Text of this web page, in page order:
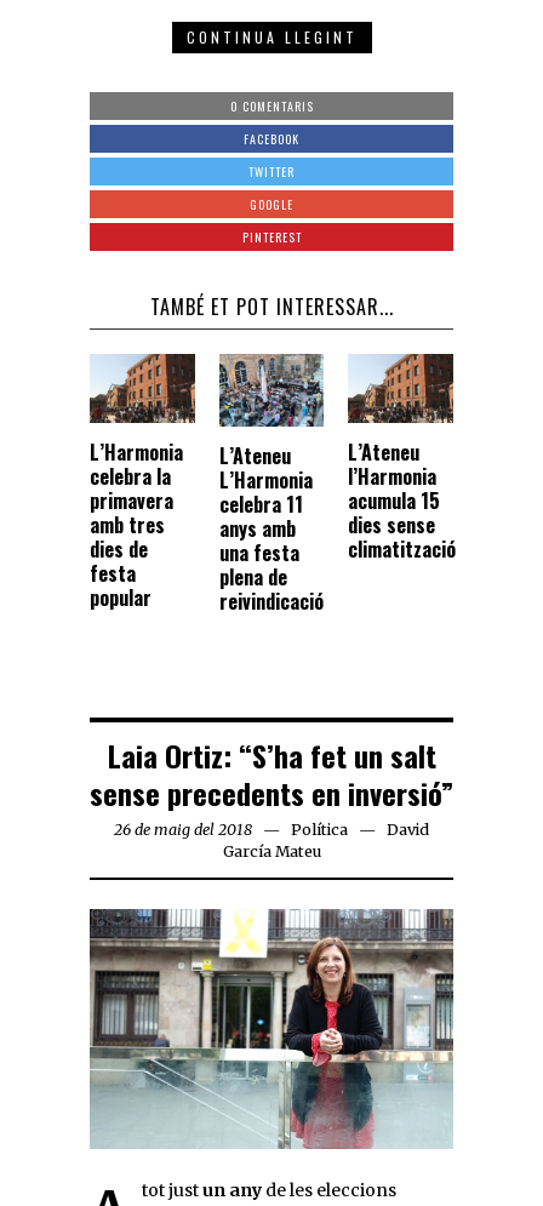
CONTINUA LLEGINT
0 COMENTARIS
FACEBOOK
TWITTER
GOOGLE
PINTEREST
TAMBÉ ET POT INTERESSAR...
L’Harmonia
celebra la
primavera
amb tres
dies de
festa
popular
L’Ateneu
L’Harmonia
celebra 11
anys amb
una festa
plena de
reivindicació
L’Ateneu
l’Harmonia
acumula 15
dies sense
climatització
Laia Ortiz: “S’ha fet un salt
sense precedents en inversió”
26 de maig del 2018 Política
David
García Mateu
A tot justun any de les eleccions